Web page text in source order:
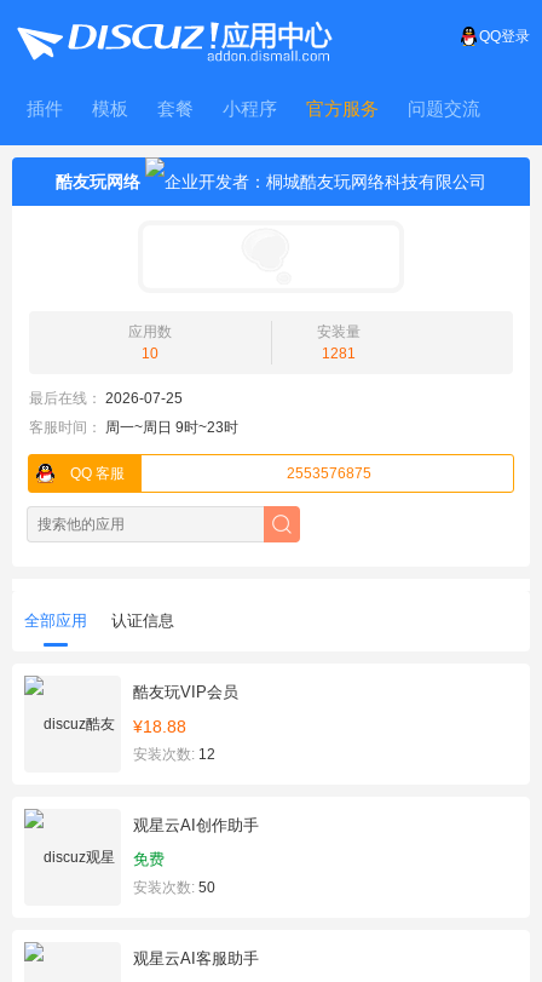
QQ登录
插件 模板 套餐 小程序 官方服务 问题交流
WitFrame
酷友玩网络
应用数
10
安装量
1281
最后在线： 2026-07-25
客服时间：
周一~周日 9时~23时
QQ 客服 2553576875
全部应用 认证信息
酷友玩VIP会员
¥18.88
安装次数: 12
观星云AI创作助手
免费
安装次数: 50
观星云AI客服助手